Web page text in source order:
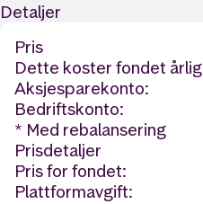
Detaljer
Pris
Dette koster fondet årlig
Aksjesparekonto:
Bedriftskonto:
* Med rebalansering
Prisdetaljer
Pris for fondet:
Plattformavgift: